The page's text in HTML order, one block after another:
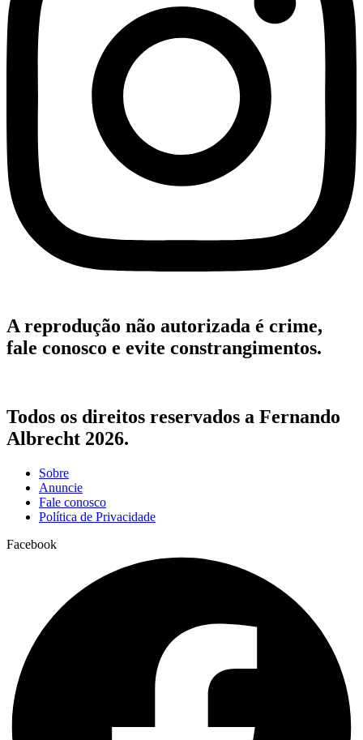
A reprodução não autorizada é crime,
fale conosco e evite constrangimentos.
Todos os direitos reservados a Fernando
Albrecht 2026.
Sobre
Anuncie
Fale conosco
Política de Privacidade
Facebook